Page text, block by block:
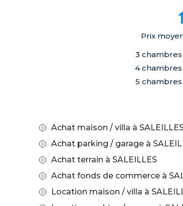
Prix
3 chambres
4 chambres
5 chambres
Achat maison / villa à
Achat parking / garage à
Achat terrain à SALEILLES
Achat fonds de commerce à
Location maison / villa à